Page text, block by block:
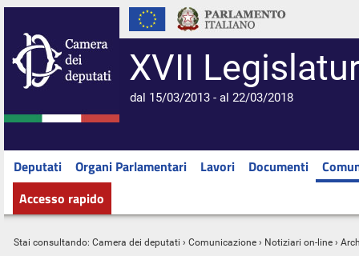
XVII
dal 15/03/2013 - al 22/03/2018
Deputati Organi Parlamentari Lavori Documenti
Accesso rapido
Stai consultando: Camera dei deputati › Comunicazione › Notiziari on-line ›